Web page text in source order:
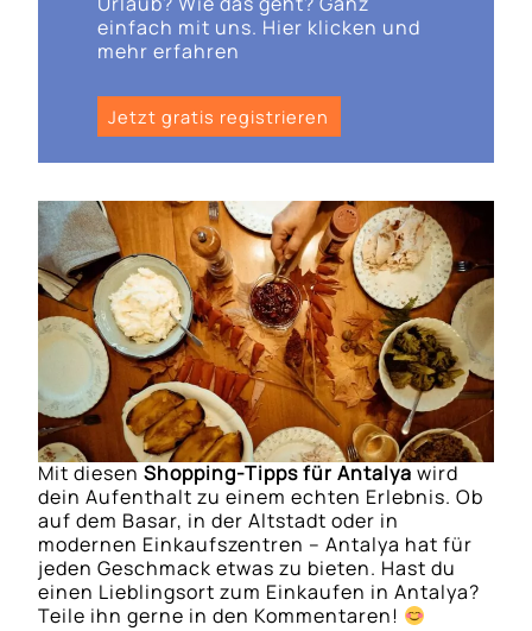
einfach mit uns. Hier klicken und
mehr erfahren
Jetzt gratis registrieren
Mit diesenShopping-Tipps für Antalya wird
dein Aufenthalt zu einem echten Erlebnis. Ob
auf dem Basar, in der Altstadt oder in
modernen Einkaufszentren – Antalya hat für
jeden Geschmack etwas zu bieten. Hast du
einen Lieblingsort zum Einkaufen in Antalya?
Teile ihn gerne in den Kommentaren!